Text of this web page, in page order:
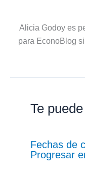
Alicia Godoy es
para EconoBlog
Te
Fechas de
Progresar